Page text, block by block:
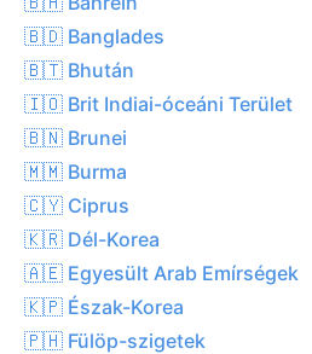
🇧🇩 Banglades
🇧🇹 Bhután
🇮🇴 Brit Indiai-óceáni Terület
🇧🇳 Brunei
🇲🇲 Burma
🇨🇾 Ciprus
🇰🇷 Dél-Korea
🇦🇪 Egyesült Arab Emírségek
🇰🇵 Észak-Korea
🇵🇭 Fülöp-szigetek